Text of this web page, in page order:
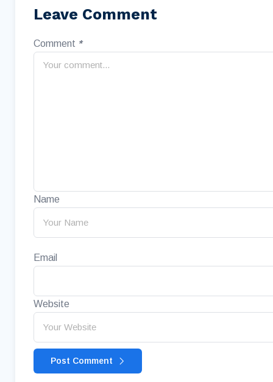
Leave Comment
Comment *
Name
Email
Website
Post Comment